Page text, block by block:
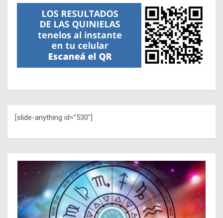
[slide-anything id="530"]